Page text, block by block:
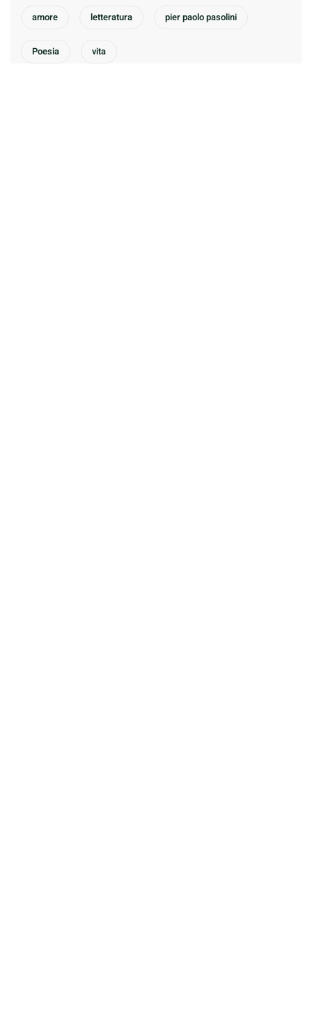
amore letteratura pier paolo pasolini
Poesia vita